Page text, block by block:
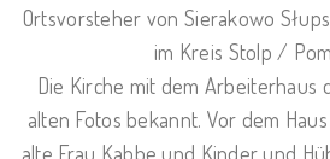
Ortsvorsteher von Sierakowo
im Kreis Stolp /
Die Kirche mit dem Arbeiterhaus
alten Fotos bekannt. Vor dem
alte Frau Kabbe und Kinder und